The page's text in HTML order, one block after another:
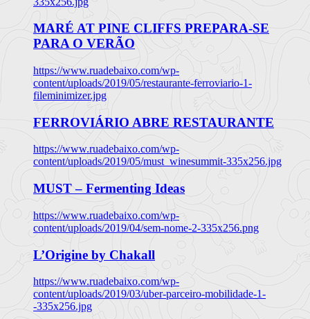
MARÉ AT PINE CLIFFS PREPARA-SE
PARA O VERÃO
https://www.ruadebaixo.com/wp-
content/uploads/2019/05/restaurante-ferroviario-1-
fileminimizer.jpg
FERROVIÁRIO ABRE RESTAURANTE
https://www.ruadebaixo.com/wp-
content/uploads/2019/05/must_winesummit-335x256.jpg
MUST – Fermenting Ideas
https://www.ruadebaixo.com/wp-
content/uploads/2019/04/sem-nome-2-335x256.png
L’Origine by Chakall
https://www.ruadebaixo.com/wp-
content/uploads/2019/03/uber-parceiro-mobilidade-1-
-335x256.jpg